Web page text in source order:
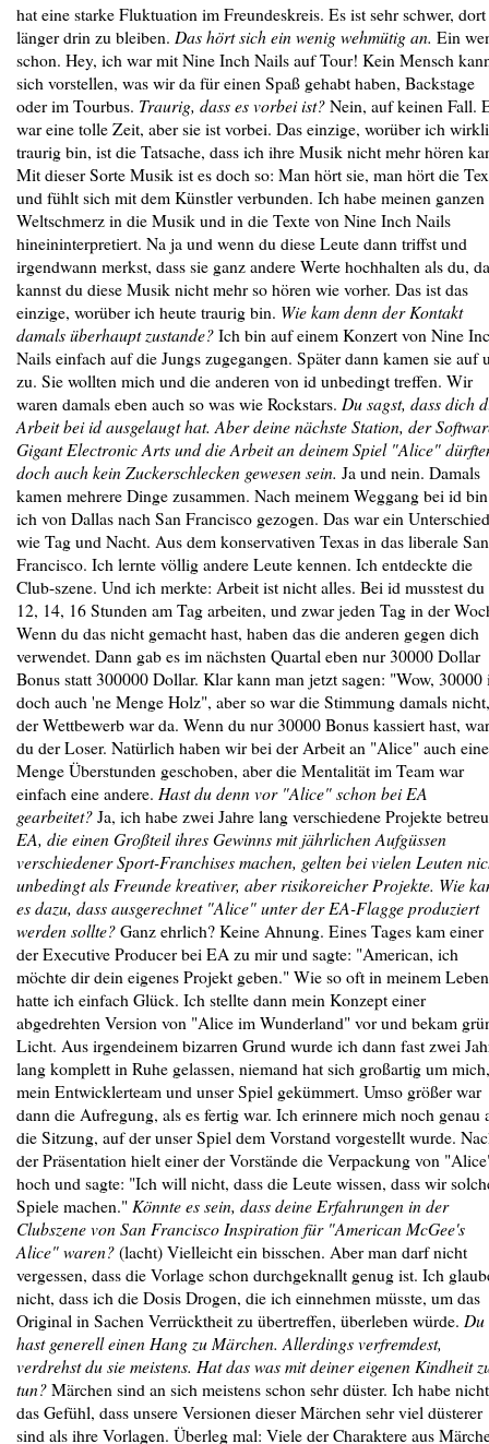
hat eine starke Fluktuation im Freundeskreis. Es ist sehr schwer, dort
länger drin zu bleiben. Das hört sich ein wenig wehmütig an. Ein
schon. Hey, ich war mit Nine Inch Nails auf Tour! Kein Mensch
sich vorstellen, was wir da für einen Spaß gehabt haben, Backstage
oder im Tourbus. Traurig, dass es vorbei ist?Nein, auf keinen Fall.
war eine tolle Zeit, aber sie ist vorbei. Das einzige, worüber ich
traurig bin, ist die Tatsache, dass ich ihre Musik nicht mehr hören
Mit dieser Sorte Musik ist es doch so: Man hört sie, man hört die
und fühlt sich mit dem Künstler verbunden. Ich habe meinen ganzen
Weltschmerz in die Musik und in die Texte von Nine Inch Nails
hineininterpretiert. Na ja und wenn du diese Leute dann triffst und
irgendwann merkst, dass sie ganz andere Werte hochhalten als du,
kannst du diese Musik nicht mehr so hören wie vorher. Das ist das
einzige, worüber ich heute traurig bin. Wie kam denn der Kontakt
damals überhaupt zustande?Ich bin auf einem Konzert von Nine
Nails einfach auf die Jungs zugegangen. Später dann kamen sie auf
zu. Sie wollten mich und die anderen von id unbedingt treffen. Wir
waren damals eben auch so was wie Rockstars. Du sagst, dass dich
Arbeit bei id ausgelaugt hat. Aber deine nächste Station, der
Gigant Electronic Arts und die Arbeit an deinem Spiel "Alice"
doch auch kein Zuckerschlecken gewesen sein. Ja und nein. Damals
kamen mehrere Dinge zusammen. Nach meinem Weggang bei id bin
ich von Dallas nach San Francisco gezogen. Das war ein Unterschied
wie Tag und Nacht. Aus dem konservativen Texas in das liberale San
Francisco. Ich lernte völlig andere Leute kennen. Ich entdeckte die
Club-szene. Und ich merkte: Arbeit ist nicht alles. Bei id musstest du
12, 14, 16 Stunden am Tag arbeiten, und zwar jeden Tag in der
Wenn du das nicht gemacht hast, haben das die anderen gegen dich
verwendet. Dann gab es im nächsten Quartal eben nur 30000 Dollar
Bonus statt 300000 Dollar. Klar kann man jetzt sagen: "Wow, 30000
doch auch 'ne Menge Holz", aber so war die Stimmung damals nicht,
der Wettbewerb war da. Wenn du nur 30000 Bonus kassiert hast,
du der Loser. Natürlich haben wir bei der Arbeit an "Alice" auch eine
Menge Überstunden geschoben, aber die Mentalität im Team war
einfach eine andere. Hast du denn vor "Alice" schon bei EA
gearbeitet?Ja, ich habe zwei Jahre lang verschiedene Projekte
EA, die einen Großteil ihres Gewinns mit jährlichen Aufgüssen
verschiedener Sport-Franchises machen, gelten bei vielen Leuten
unbedingt als Freunde kreativer, aber risikoreicher Projekte. Wie
es dazu, dass ausgerechnet "Alice" unter der EA-Flagge produziert
werden sollte?Ganz ehrlich? Keine Ahnung. Eines Tages kam einer
der Executive Producer bei EA zu mir und sagte: "American, ich
möchte dir dein eigenes Projekt geben." Wie so oft in meinem Leben
hatte ich einfach Glück. Ich stellte dann mein Konzept einer
abgedrehten Version von "Alice im Wunderland" vor und bekam
Licht. Aus irgendeinem bizarren Grund wurde ich dann fast zwei
lang komplett in Ruhe gelassen, niemand hat sich großartig um mich,
mein Entwicklerteam und unser Spiel gekümmert. Umso größer war
dann die Aufregung, als es fertig war. Ich erinnere mich noch genau
die Sitzung, auf der unser Spiel dem Vorstand vorgestellt wurde.
der Präsentation hielt einer der Vorstände die Verpackung von
hoch und sagte: "Ich will nicht, dass die Leute wissen, dass wir
Spiele machen." Könnte es sein, dass deine Erfahrungen in der
Clubszene von San Francisco Inspiration für "American McGee's
Alice" waren?(lacht) Vielleicht ein bisschen. Aber man darf nicht
vergessen, dass die Vorlage schon durchgeknallt genug ist. Ich
nicht, dass ich die Dosis Drogen, die ich einnehmen müsste, um das
Original in Sachen Verrücktheit zu übertreffen, überleben würde. Du
hast generell einen Hang zu Märchen. Allerdings verfremdest,
verdrehst du sie meistens. Hat das was mit deiner eigenen Kindheit
tun?Märchen sind an sich meistens schon sehr düster. Ich habe nicht
das Gefühl, dass unsere Versionen dieser Märchen sehr viel düsterer
sind als ihre Vorlagen. Überleg mal: Viele der Charaktere aus